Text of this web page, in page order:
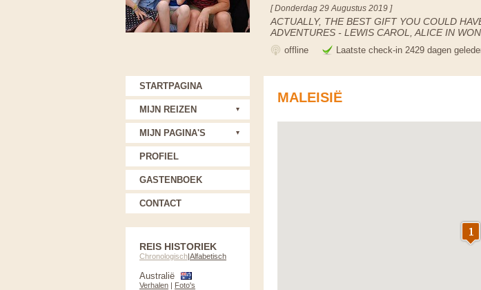
[ Donderdag 29 Augustus 2019 ]
ACTUALLY, THE BEST GIFT YOU COULD
ADVENTURES - LEWIS CAROL, ALICE IN
offline Laatste check-in 2429 dagen
MALEISIË
STARTPAGINA
MIJN REIZEN
MIJN PAGINA'S
PROFIEL
GASTENBOEK
CONTACT
REIS HISTORIEK
Chronologisch|Alfabetisch
Australië
Verhalen | Foto's